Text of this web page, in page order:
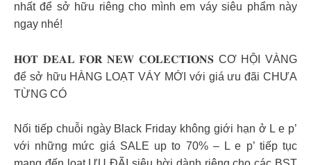
nhất để sở hữu riêng cho mình em váy siêu phẩm này
ngay nhé!
𝐇𝐎𝐓 𝐃𝐄𝐀𝐋 𝐅𝐎𝐑 𝐍𝐄𝐖 𝐂𝐎𝐋𝐄𝐂𝐓𝐈𝐎𝐍𝐒 CƠ HỘI VÀNG
để sở hữu HÀNG LOẠT VÁY MỚI với giá ưu đãi CHƯA
TỪNG CÓ
Nối tiếp chuỗi ngày Black Friday không giới hạn ở L e p’
với những mức giá SALE up to 70% – L e p’ tiếp tục